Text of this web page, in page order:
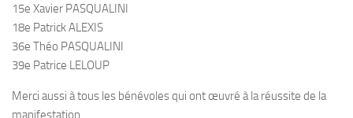
APNEE
SORTIES
Sorties 2026
Sorties 2025
15e Xavier PASQUALINI
18e Patrick ALEXIS
36e Théo PASQUALINI
39e Patrice LELOUP
Merci aussi à tous les bénévoles qui ont œuvré à la réussite de la
manifestation.